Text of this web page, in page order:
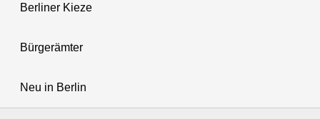
Berliner Kieze
Bürgerämter
Neu in Berlin